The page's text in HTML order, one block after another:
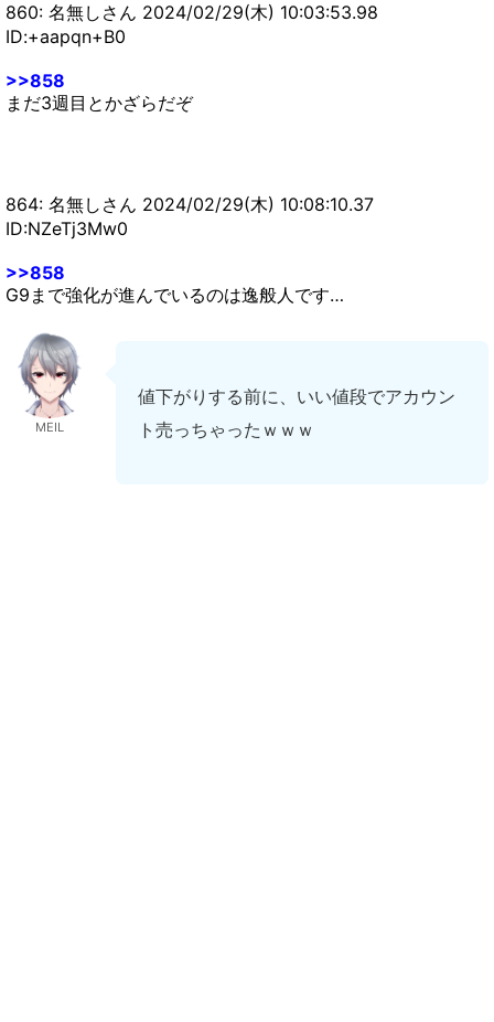
860: 名無しさん 2024/02/29(木) 10:03:53.98
ID:+aapqn+B0
>>858
まだ3週目とかざらだぞ
864: 名無しさん 2024/02/29(木) 10:08:10.37
ID:NZeTj3Mw0
>>858
G9まで強化が進んでいるのは逸般人です…
MEIL
値下がりする前に、いい値段でアカウン
ト売っちゃったｗｗｗ